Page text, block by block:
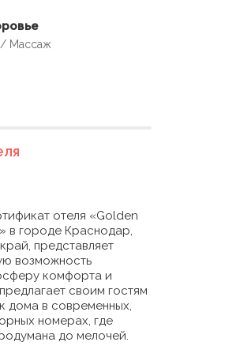
/ Массаж
отеля «Golden
в городе Краснодар,
представляет
возможность
комфорта и
своим гостям
дома в современных,
номерах, где
до мелочей.